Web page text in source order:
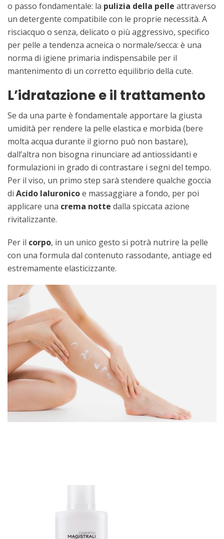
o passo fondamentale: la pulizia della pelle attraverso
un detergente compatibile con le proprie necessità. A
risciacquo o senza, delicato o più aggressivo, specifico
per pelle a tendenza acneica o normale/secca: è una
norma di igiene primaria indispensabile per il
mantenimento di un corretto equilibrio della cute.
L’idratazione e il trattamento
Se da una parte è fondamentale apportare la giusta
umidità per rendere la pelle elastica e morbida (bere
molta acqua durante il giorno può non bastare),
dall’altra non bisogna rinunciare ad antiossidanti e
formulazioni in grado di contrastare i segni del tempo.
Per il viso, un primo step sarà stendere qualche goccia
di Acido Ialuronicoe massaggiare a fondo, per poi
applicare una crema notte dalla spiccata azione
rivitalizzante.
Per il corpo, in un unico gesto si potrà nutrire la pelle
con una formula dal contenuto rassodante, antiage ed
estremamente elasticizzante.